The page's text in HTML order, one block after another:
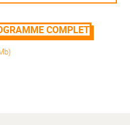
COMPLET